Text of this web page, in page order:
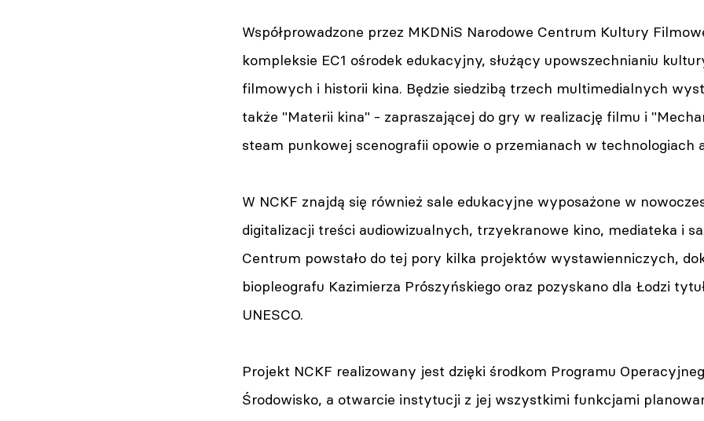
Współprowadzone przez MKDNiS Narodowe Centrum Kultury
kompleksie EC1 ośrodek edukacyjny, służący upowszechnianiu
filmowych i historii kina. Będzie siedzibą trzech multimedialnych
także "Materii kina" - zapraszającej do gry w realizację filmu i
steam punkowej scenografii opowie o przemianach w technologiach
W NCKF znajdą się również sale edukacyjne wyposażone w
digitalizacji treści audiowizualnych, trzyekranowe kino, mediateka i
Centrum powstało do tej pory kilka projektów wystawienniczych,
biopleografu Kazimierza Prószyńskiego oraz pozyskano dla Łodzi
UNESCO.
Projekt NCKF realizowany jest dzięki środkom Programu
Środowisko, a otwarcie instytucji z jej wszystkimi funkcjami